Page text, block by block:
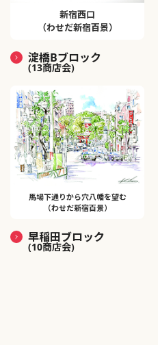
新宿西口
（わせだ新宿百景）
淀橋Bブロック
(13商店会)
馬場下通りから穴八幡を望む
（わせだ新宿百景）
早稲田ブロック
(10商店会)